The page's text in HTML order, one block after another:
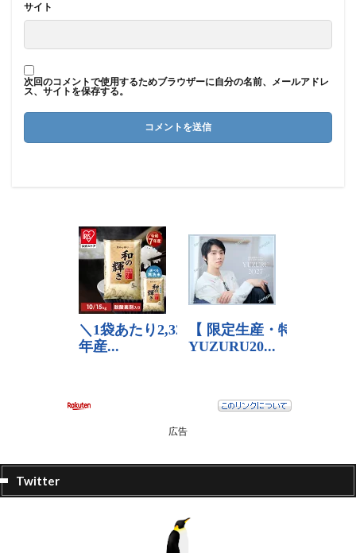
サイト
次回のコメントで使用するためブラウザーに自分の名前、メールアドレ
ス、サイトを保存する。
広告
Twitter